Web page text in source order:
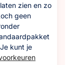
een langdurig
zien en zo
geen
kunt je